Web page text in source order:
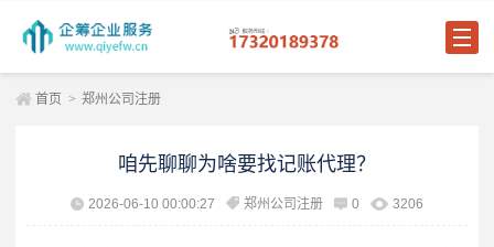
首页 > 郑州公司注册
咱先聊聊为啥要找记账代理？
2026-06-10 00:00:27 郑州公司注册 0 3206